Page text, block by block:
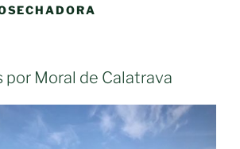
por Moral de Calatrava